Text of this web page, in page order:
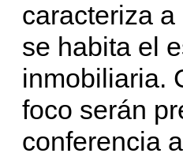
caracteriza
se habita el
inmobiliaria.
foco serán
conferencia